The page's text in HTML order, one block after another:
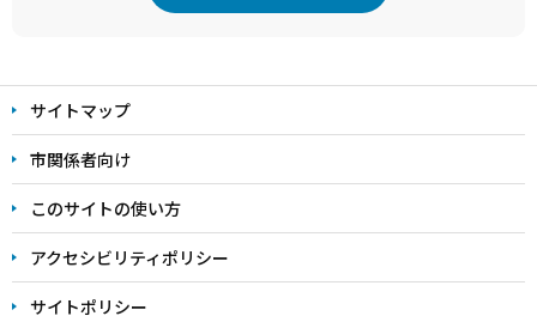
文
こ
こ
ま
で
サイトマップ
市関係者向け
このサイトの使い方
アクセシビリティポリシー
サイトポリシー